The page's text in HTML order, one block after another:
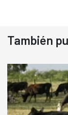
También